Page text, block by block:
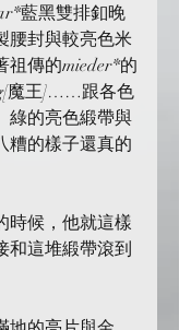
藍黑雙排釦晚
腰封與較亮色米
祖傳的mieder*的
魔王]……跟各色
綠的亮色緞帶與
糟的樣子還真的
時候，他就這樣
和這堆緞帶滾到